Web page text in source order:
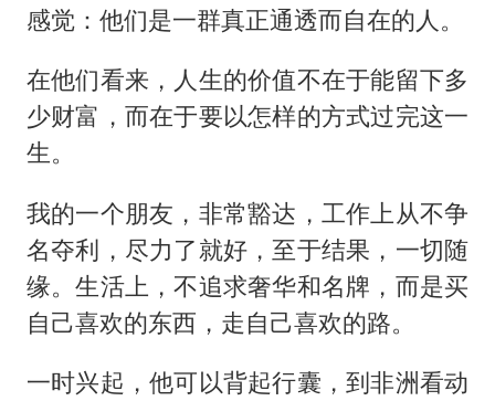
感觉：他们是一群真正通透而自在的人。
在他们看来，人生的价值不在于能留下多
少财富，而在于要以怎样的方式过完这一
生。
我的一个朋友，非常豁达，工作上从不争
名夺利，尽力了就好，至于结果，一切随
缘。生活上，不追求奢华和名牌，而是买
自己喜欢的东西，走自己喜欢的路。
一时兴起，他可以背起行囊，到非洲看动